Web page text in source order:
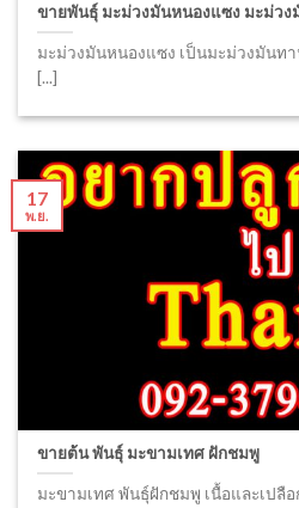
ขายพันธุ์ มะม่วงมันหนองแซง มะม่ว
มะม่วงมันหนองแซง เป็นมะม่วงมันท
[...]
ขายต้น พันธุ์ มะขามเทศ ฝักชมพู
มะขามเทศ พันธุ์ฝักชมพู เนื้อและเปลื
17
พ.ย.